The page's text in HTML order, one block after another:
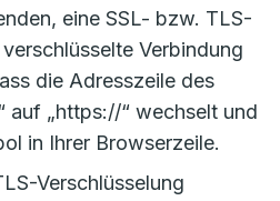
eine SSL- bzw. TLS-
Verbindung
die Adresszeile des
auf „https://“ wechselt und
in Ihrer Browserzeile.
Verschlüsselung